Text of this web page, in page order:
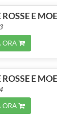
ROSSE E
ORA
ROSSE E
ORA